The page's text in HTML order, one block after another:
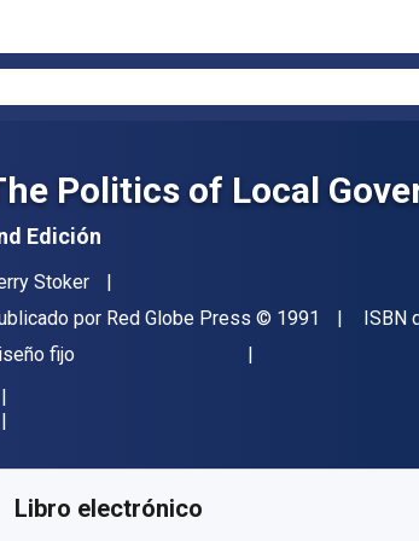
Politics of Local
Edición
Stoker
por Red Globe Press Copyright
© 1991 ISBN
fijo
Libro electrónico